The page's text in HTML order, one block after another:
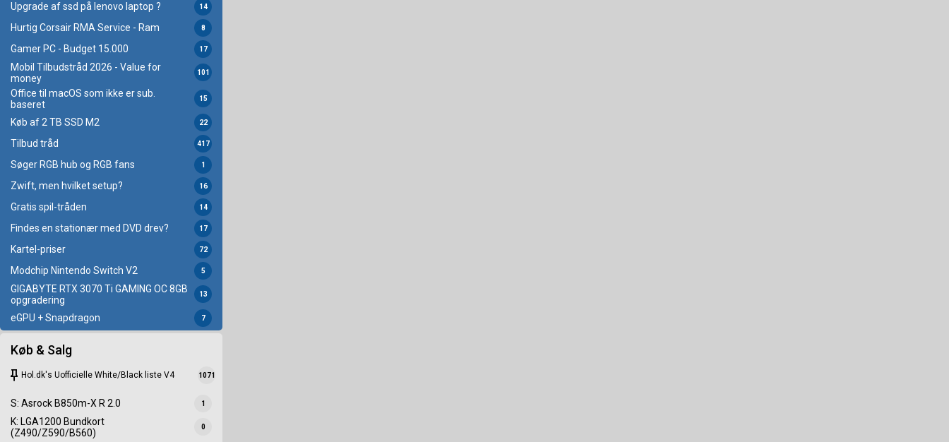
Upgrade af ssd på lenovo laptop ? 14
Hurtig Corsair RMA Service - Ram 8
Gamer PC - Budget 15.000 17
Mobil Tilbudstråd 2026 - Value for
money
101
Office til macOS som ikke er sub.
baseret
15
Køb af 2 TB SSD M2 22
Tilbud tråd 417
Søger RGB hub og RGB fans 1
Zwift, men hvilket setup? 16
Gratis spil-tråden 14
Findes en stationær med DVD drev? 17
Kartel-priser 72
Modchip Nintendo Switch V2 5
GIGABYTE RTX 3070 Ti GAMING OC 8GB
opgradering
13
eGPU + Snapdragon 7
Køb & Salg
keep Hol.dk's Uofficielle White/Black liste V4 1071
S: Asrock B850m-X R 2.0 1
K: LGA1200 Bundkort
(Z490/Z590/B560)
0